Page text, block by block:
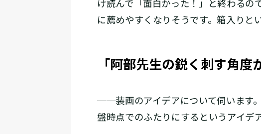
け読んで「面白かった！」と終わるの
に薦めやすくなりそうです。箱入りと
「阿部先生の鋭く刺す角度
──装画のアイデアについて伺います
盤時点でのふたりにするというアイデ